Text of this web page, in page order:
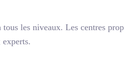
les niveaux. Les centres